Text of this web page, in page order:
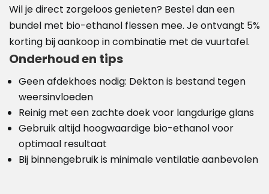
Wil je direct zorgeloos genieten? Bestel dan een
bundel met bio-ethanol flessen mee. Je ontvangt 5%
korting bij aankoop in combinatie met de vuurtafel.
Onderhoud en tips
Geen afdekhoes nodig: Dekton is bestand tegen
weersinvloeden
Reinig met een zachte doek voor langdurige glans
Gebruik altijd hoogwaardige bio-ethanol voor
optimaal resultaat
Bij binnengebruik is minimale ventilatie aanbevolen